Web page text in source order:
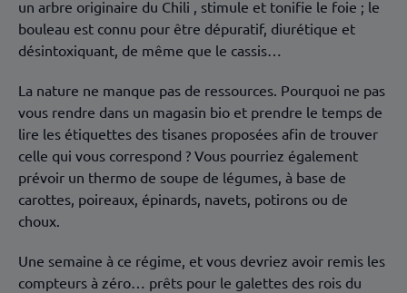
un arbre originaire du Chili , stimule et tonifie le foie ; le
bouleau est connu pour être dépuratif, diurétique et
désintoxiquant, de même que le cassis…
La nature ne manque pas de ressources. Pourquoi ne pas
vous rendre dans un magasin bio et prendre le temps de
lire les étiquettes des tisanes proposées afin de trouver
celle qui vous correspond ? Vous pourriez également
prévoir un thermo de soupe de légumes, à base de
carottes, poireaux, épinards, navets, potirons ou de
choux.
Une semaine à ce régime, et vous devriez avoir remis les
compteurs à zéro… prêts pour le galettes des rois du